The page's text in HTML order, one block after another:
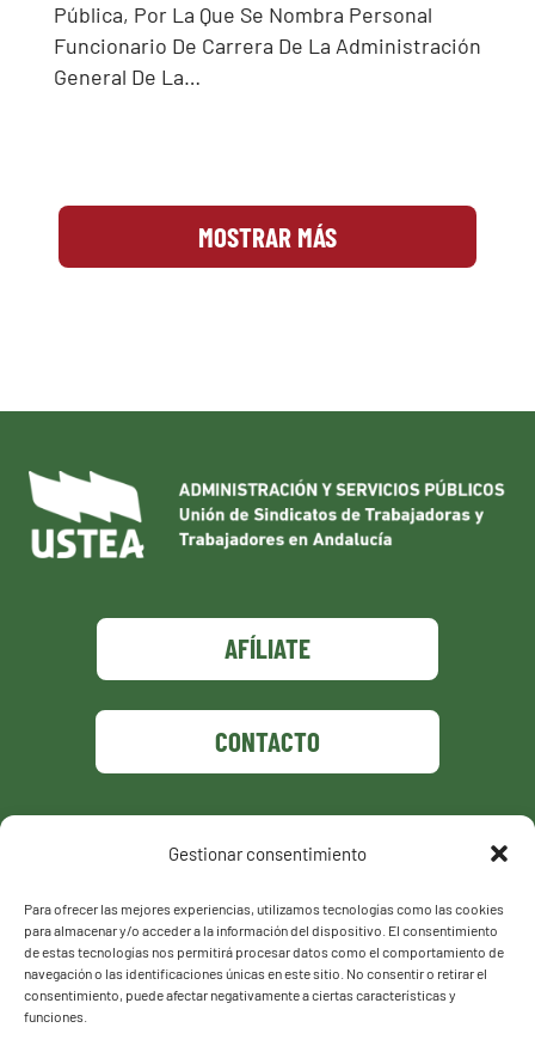
Gestionar consentimiento
Para ofrecer las mejores experiencias, utilizamos tecnologías como las cookies
para almacenar y/o acceder a la información del dispositivo. El consentimiento
de estas tecnologías nos permitirá procesar datos como el comportamiento de
navegación o las identificaciones únicas en este sitio. No consentir o retirar el
consentimiento, puede afectar negativamente a ciertas características y
funciones.
Pública, Por La Que Se Nombra Personal
Funcionario De Carrera De La Administración
General De La…
MOSTRAR MÁS
AFÍLIATE
CONTACTO